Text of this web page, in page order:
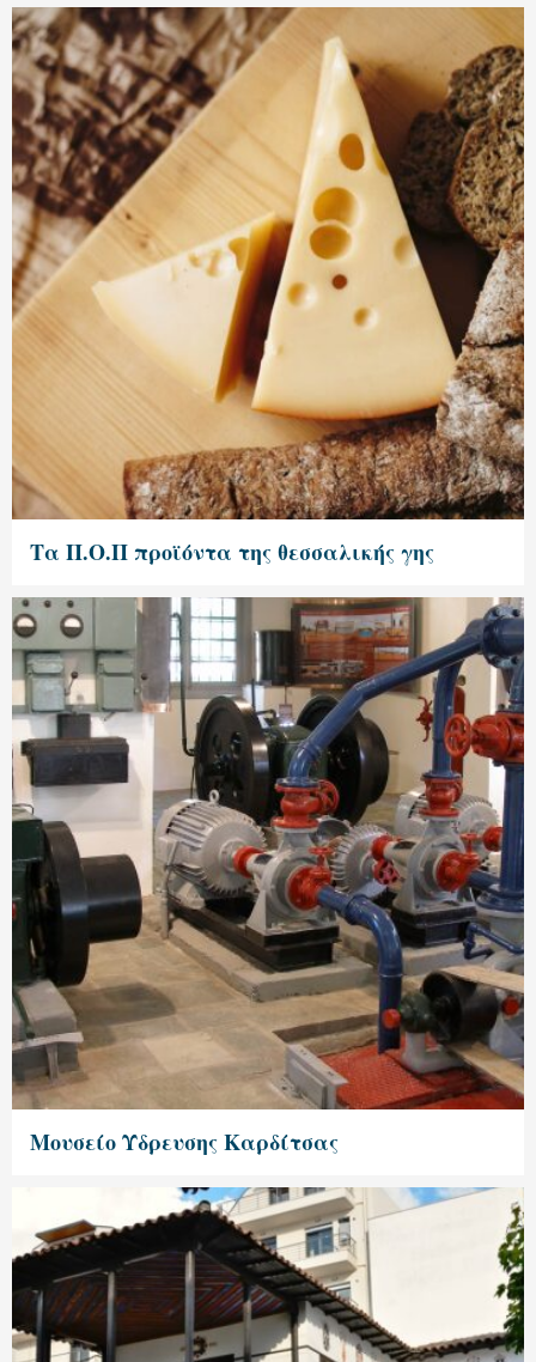
Τα Π.Ο.Π προϊόντα της θεσσαλικής γης
Μουσείο Ύδρευσης Καρδίτσας